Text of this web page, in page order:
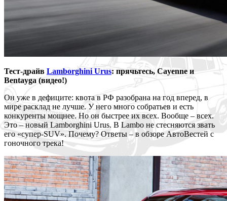
Тест-драйв Lamborghini Urus: прячьтесь, Cayenne и
Bentayga (видео!)
Он уже в дефиците: квота в РФ разобрана на год вперед, в
мире расклад не лучше. У него много собратьев и есть
конкуренты мощнее. Но он быстрее их всех. Вообще – всех.
Это – новый Lamborghini Urus. В Lambo не стесняются звать
его «супер-SUV». Почему? Ответы – в обзоре АвтоВестей с
гоночного трека!